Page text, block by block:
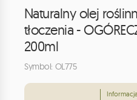
Naturalny olej
tłoczenia -
200ml
Symbol: OL775